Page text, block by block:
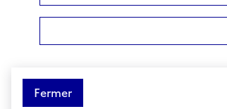
Fermer